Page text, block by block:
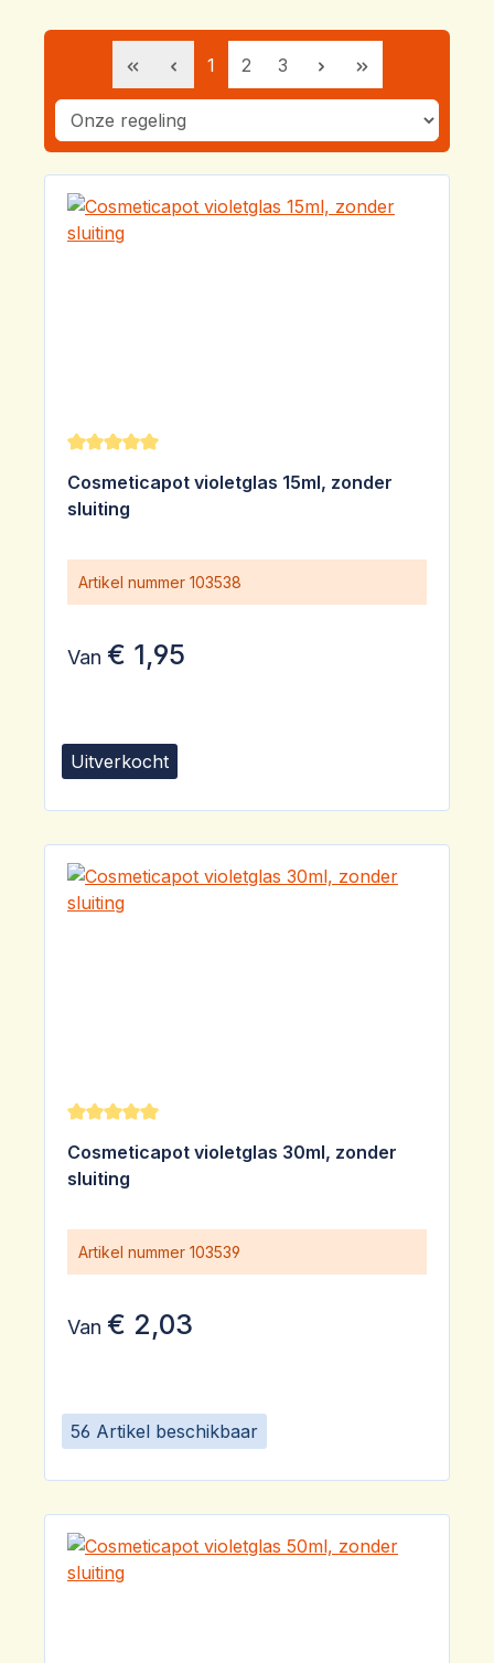
Pagina
1 Pagina
2 Pagina
3
Uitverkocht
Gemiddelde waardering van 5 van 5 sterren
Cosmeticapot violetglas 15ml, zonder
sluiting
Artikel nummer 103538
Van € 1,95
56 Artikel beschikbaar
Gemiddelde waardering van 5 van 5 sterren
Cosmeticapot violetglas 30ml, zonder
sluiting
Artikel nummer 103539
Van € 2,03